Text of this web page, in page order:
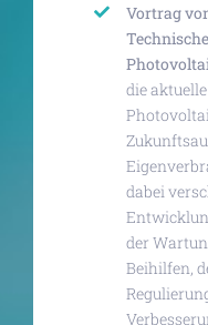
Vortrag
die
dabei
der
Beihilfen,